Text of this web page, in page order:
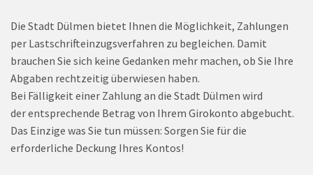
Die Stadt Dülmen bietet Ihnen die Möglichkeit, Zahlungen
per Lastschrifteinzugsverfahren zu begleichen. Damit
brauchen Sie sich keine Gedanken mehr machen, ob Sie Ihre
Abgaben rechtzeitig überwiesen haben.
Bei Fälligkeit einer Zahlung an die Stadt Dülmen wird
der entsprechende Betrag von Ihrem Girokonto abgebucht.
Das Einzige was Sie tun müssen: Sorgen Sie für die
erforderliche Deckung Ihres Kontos!